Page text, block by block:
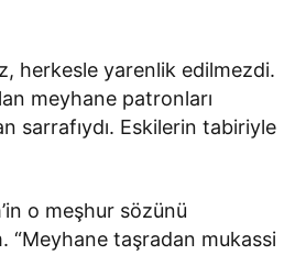
herkesle yarenlik edilmezdi.
meyhane patronları
sarrafıydı. Eskilerin tabiriyle
o meşhur sözünü
“Meyhane taşradan mukassi